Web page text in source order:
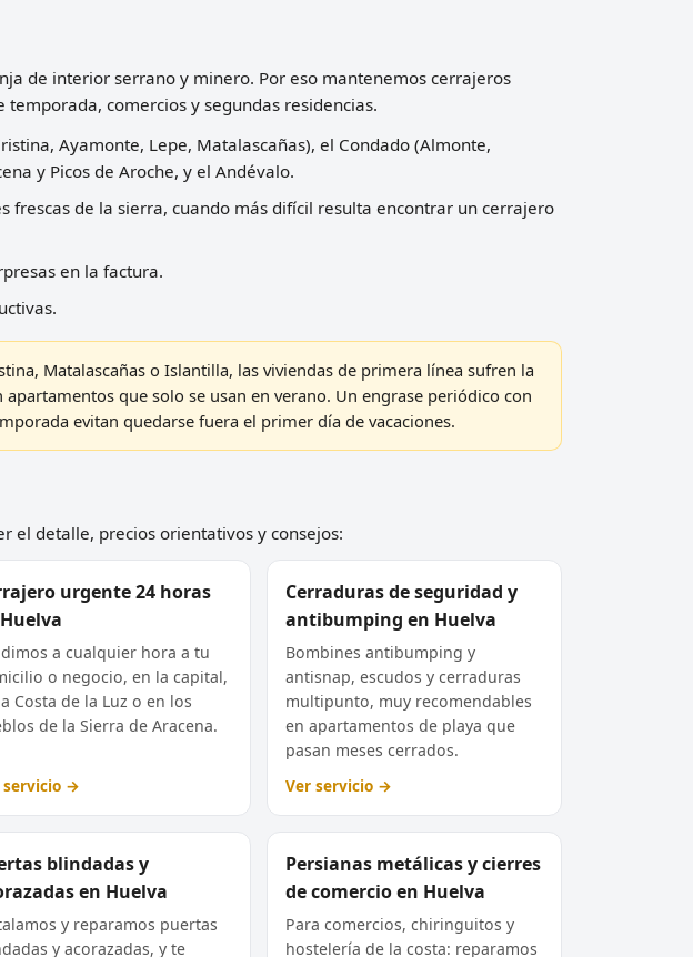
de interior serrano y minero. Por eso mantenemos cerrajeros
comercios y segundas residencias.
Ayamonte, Lepe, Matalascañas), el Condado (Almonte,
y Picos de Aroche, y el Andévalo.
frescas de la sierra, cuando más difícil resulta encontrar un cerrajero
en la factura.
Matalascañas o Islantilla, las viviendas de primera línea sufren la
que solo se usan en verano. Un engrase periódico con
evitan quedarse fuera el primer día de vacaciones.
el detalle, precios orientativos y consejos:
urgente 24 horas
a cualquier hora a tu
o negocio, en la capital,
Costa de la Luz o en los
de la Sierra de Aracena.
servicio →
Cerraduras de seguridad y
antibumping en Huelva
Bombines antibumping y
antisnap, escudos y cerraduras
multipunto, muy recomendables
en apartamentos de playa que
pasan meses cerrados.
Ver servicio →
blindadas y
en Huelva
y reparamos puertas
y acorazadas, y te
Persianas metálicas y cierres
de comercio en Huelva
Para comercios, chiringuitos y
hostelería de la costa: reparamos